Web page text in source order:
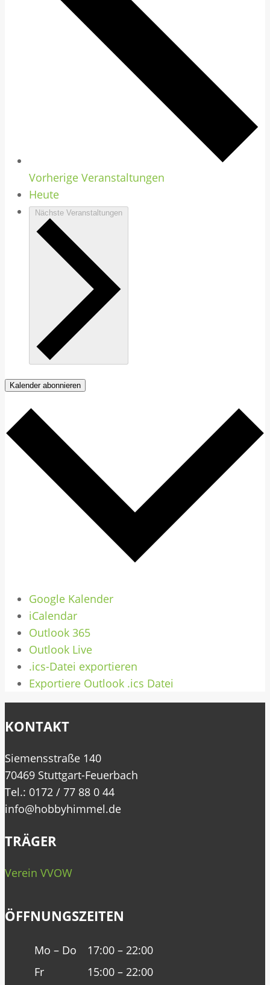
Vorherige Veranstaltungen
Heute
Nächste Veranstaltungen
Kalender abonnieren
Google Kalender
iCalendar
Outlook 365
Outlook Live
.ics-Datei exportieren
Exportiere Outlook .ics Datei
KONTAKT
Siemensstraße 140
70469 Stuttgart-Feuerbach
Tel.: 0172 / 77 88 0 44
info@hobbyhimmel.de
TRÄGER
Verein VVOW
ÖFFNUNGSZEITEN
Mo – Do
17:00 – 22:00
Fr
15:00 – 22:00